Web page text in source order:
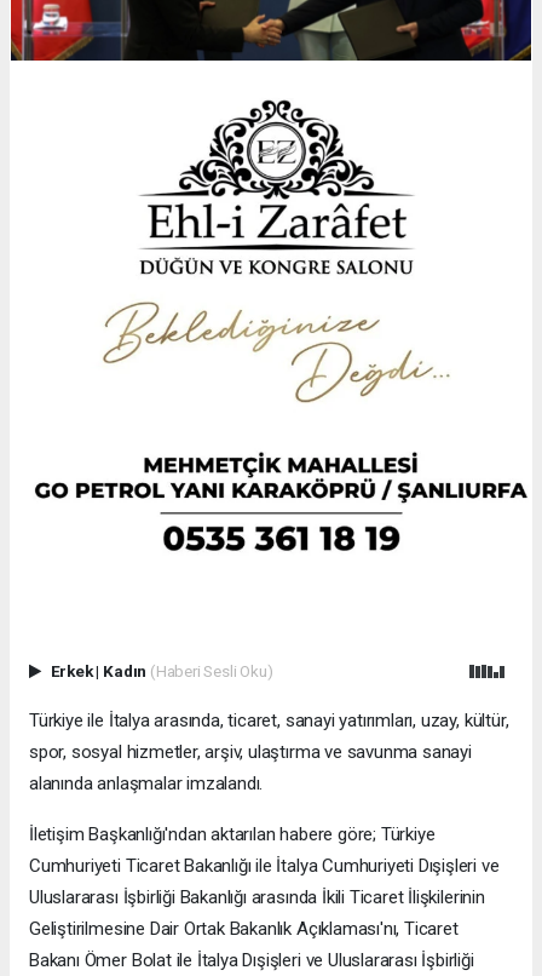
Erkek| Kadın (Haberi Sesli Oku)
Türkiye ile İtalya arasında, ticaret, sanayi yatırımları, uzay, kültür,
spor, sosyal hizmetler, arşiv, ulaştırma ve savunma sanayi
alanında anlaşmalar imzalandı.
İletişim Başkanlığı'ndan aktarılan habere göre; Türkiye
Cumhuriyeti Ticaret Bakanlığı ile İtalya Cumhuriyeti Dışişleri ve
Uluslararası İşbirliği Bakanlığı arasında İkili Ticaret İlişkilerinin
Geliştirilmesine Dair Ortak Bakanlık Açıklaması'nı, Ticaret
Bakanı Ömer Bolat ile İtalya Dışişleri ve Uluslararası İşbirliği